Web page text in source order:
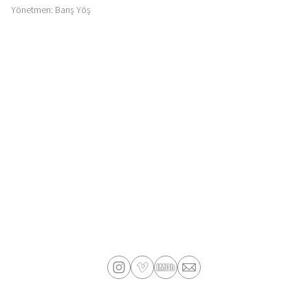
Yönetmen: Barış Yöş